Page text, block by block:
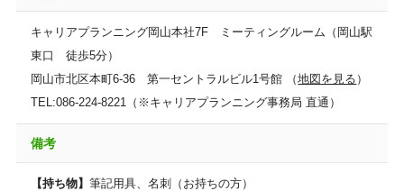
キャリアプランニング岡山本社7F ミーティングルーム（岡山駅
東口 徒歩5分）
岡山市北区本町6-36 第一セントラルビル1号館 （地図を見る ）
TEL:086-224-8221（※キャリアプランニング事務局 直通）
備考
【持ち物】筆記用具、名刺（お持ちの方）